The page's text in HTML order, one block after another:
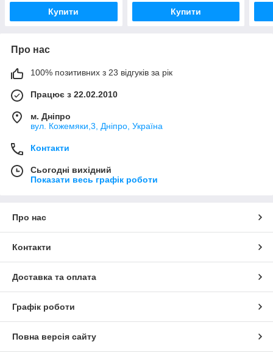
Купити Купити
Про нас
100% позитивних з 23 відгуків за рік
Працює з 22.02.2010
м. Дніпро
вул. Кожемяки,3, Дніпро, Україна
Контакти
Сьогодні вихідний
Показати весь графік роботи
Про нас
Контакти
Доставка та оплата
Графік роботи
Повна версія сайту